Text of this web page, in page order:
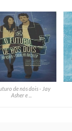
de nós dois - Jay
Asher e ...